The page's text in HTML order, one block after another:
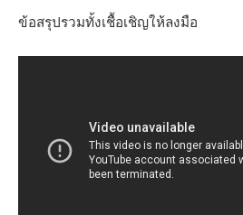
ข้อสรุปรวมทั้งเชื้อเชิญให้ลงมือ